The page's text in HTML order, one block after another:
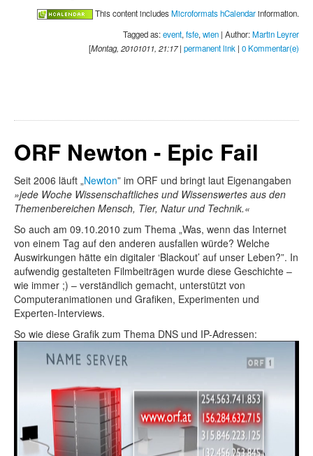
This content includesMicroformats hCalendarinformation.
Tagged as:event, fsfe, wien | Author:Martin Leyrer
[Montag, 20101011, 21:17| permanent link | 0 Kommentar(e)
ORF Newton - Epic Fail
Seit 2006 läuft „Newton” im ORF und bringt laut Eigenangaben
jede Woche Wissenschaftliches und Wissenswertes aus den
Themenbereichen Mensch, Tier, Natur und Technik.
So auch am 09.10.2010 zum Thema „Was, wenn das Internet
von einem Tag auf den anderen ausfallen würde? Welche
Auswirkungen hätte ein digitaler ‘Blackout’ auf unser Leben?”. In
aufwendig gestalteten Filmbeiträgen wurde diese Geschichte –
wie immer ;) – verständlich gemacht, unterstützt von
Computeranimationen und Grafiken, Experimenten und
Experten-Interviews.
So wie diese Grafik zum Thema DNS und IP-Adressen: